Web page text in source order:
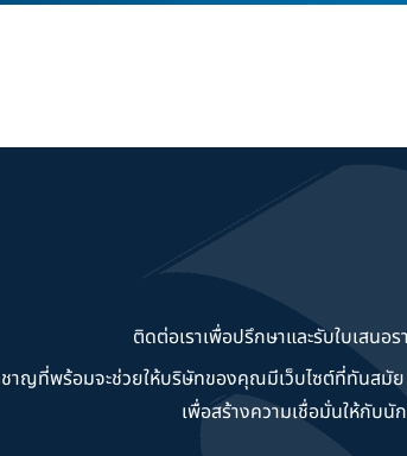
ติดต่อเราเพื่อปรึกษาและรับใบเสน
ชาญที่พร้อมจะช่วยให้บริษัทของคุณมีเว็บไซต์ที่ทันส
เพื่อสร้างความเชื่อมั่นให้กับ